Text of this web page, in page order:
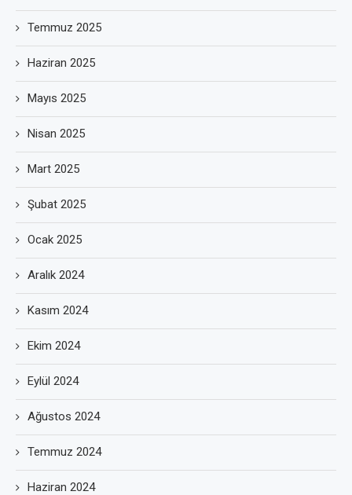
Temmuz 2025
Haziran 2025
Mayıs 2025
Nisan 2025
Mart 2025
Şubat 2025
Ocak 2025
Aralık 2024
Kasım 2024
Ekim 2024
Eylül 2024
Ağustos 2024
Temmuz 2024
Haziran 2024